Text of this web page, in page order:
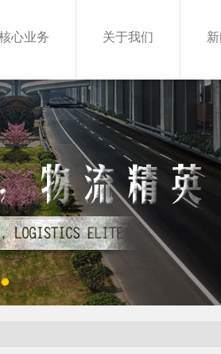
心业务 关于我们
Shutter image loading